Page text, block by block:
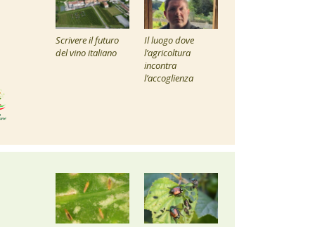
Scrivere il futuro
del vino italiano
Il luogo dove
l’agricoltura
incontra
l’accoglienza